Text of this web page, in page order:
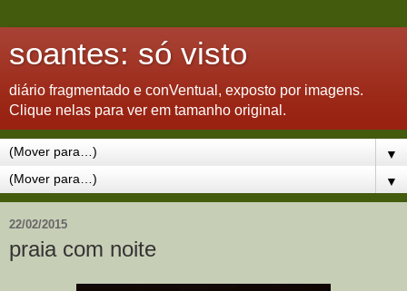
soantes: só visto
diário fragmentado e conVentual, exposto por imagens.
Clique nelas para ver em tamanho original.
▼
▼
22/02/2015
praia com noite